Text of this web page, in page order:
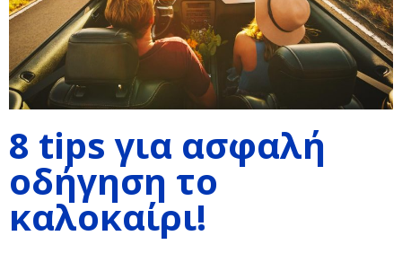
8 tips για ασφαλή
οδήγηση το
καλοκαίρι!